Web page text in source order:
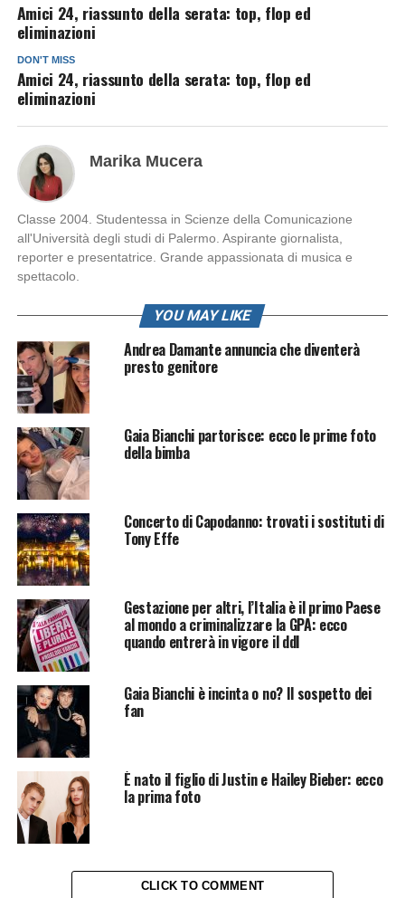
Amici 24, riassunto della serata: top, flop ed
eliminazioni
DON'T MISS
Amici 24, riassunto della serata: top, flop ed
eliminazioni
Marika Mucera
Classe 2004. Studentessa in Scienze della Comunicazione
all'Università degli studi di Palermo. Aspirante giornalista,
reporter e presentatrice. Grande appassionata di musica e
spettacolo.
YOU MAY LIKE
Andrea Damante annuncia che diventerà
presto genitore
Gaia Bianchi partorisce: ecco le prime foto
della bimba
Concerto di Capodanno: trovati i sostituti di
Tony Effe
Gestazione per altri, l’Italia è il primo Paese
al mondo a criminalizzare la GPA: ecco
quando entrerà in vigore il ddl
Gaia Bianchi è incinta o no? Il sospetto dei
fan
È nato il figlio di Justin e Hailey Bieber: ecco
la prima foto
CLICK TO COMMENT